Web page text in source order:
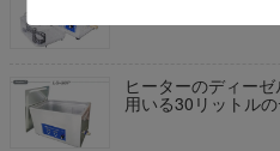
ヒーターのディー
用いる30リットル